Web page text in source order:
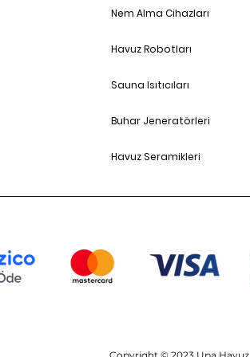
Nem Alma Cihazları
Havuz Robotları
Sauna Isıtıcıları
Buhar Jeneratörleri
Havuz Seramikleri